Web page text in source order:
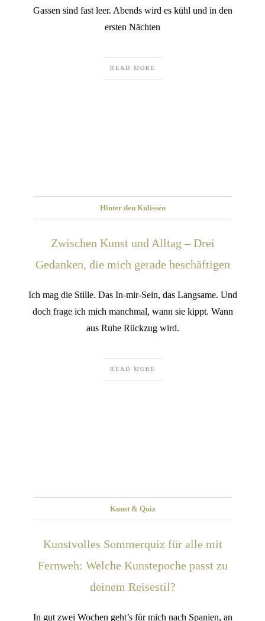
Gassen sind fast leer. Abends wird es kühl und in den
ersten Nächten
READ MORE
Hinter den Kulissen
Zwischen Kunst und Alltag – Drei
Gedanken, die mich gerade beschäftigen
Ich mag die Stille. Das In-mir-Sein, das Langsame. Und
doch frage ich mich manchmal, wann sie kippt. Wann
aus Ruhe Rückzug wird.
READ MORE
Kunst & Quiz
Kunstvolles Sommerquiz für alle mit
Fernweh: Welche Kunstepoche passt zu
deinem Reisestil?
In gut zwei Wochen geht’s für mich nach Spanien, an